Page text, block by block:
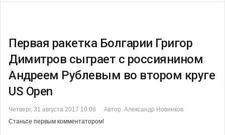
Первая ракетка Болгарии Григор
Димитров сыграет с россиянином
Андреем Рублевым во втором круге
US Open
Четверг, 31 августа 2017 10:08
Автор Александр Новинков
Станьте первым комментатором!